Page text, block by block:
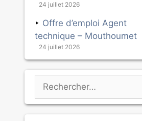
24 juillet 2026
Offre d’emploi Agent
technique – Mouthoumet
24 juillet 2026